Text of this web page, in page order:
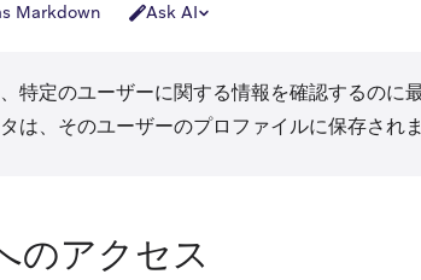
Markdown Ask AI
特定のユーザーに関する情報を確認するのに
は、そのユーザーのプロファイルに保存されま
のアクセス